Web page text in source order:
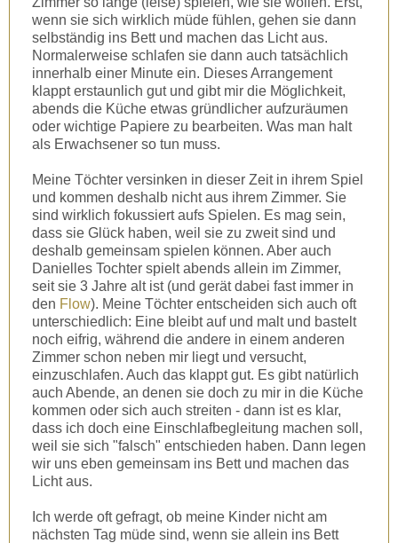
wenn sie sich wirklich müde fühlen, gehen sie dann
selbständig ins Bett und machen das Licht aus.
Normalerweise schlafen sie dann auch tatsächlich
innerhalb einer Minute ein. Dieses Arrangement
klappt erstaunlich gut und gibt mir die Möglichkeit,
abends die Küche etwas gründlicher aufzuräumen
oder wichtige Papiere zu bearbeiten. Was man halt
als Erwachsener so tun muss.
Meine Töchter versinken in dieser Zeit in ihrem Spiel
und kommen deshalb nicht aus ihrem Zimmer. Sie
sind wirklich fokussiert aufs Spielen. Es mag sein,
dass sie Glück haben, weil sie zu zweit sind und
deshalb gemeinsam spielen können. Aber auch
Danielles Tochter spielt abends allein im Zimmer,
seit sie 3 Jahre alt ist (und gerät dabei fast immer in
den Flow). Meine Töchter entscheiden sich auch oft
unterschiedlich: Eine bleibt auf und malt und bastelt
noch eifrig, während die andere in einem anderen
Zimmer schon neben mir liegt und versucht,
einzuschlafen. Auch das klappt gut. Es gibt natürlich
auch Abende, an denen sie doch zu mir in die Küche
kommen oder sich auch streiten - dann ist es klar,
dass ich doch eine Einschlafbegleitung machen soll,
weil sie sich "falsch" entschieden haben. Dann legen
wir uns eben gemeinsam ins Bett und machen das
Licht aus.
Ich werde oft gefragt, ob meine Kinder nicht am
nächsten Tag müde sind, wenn sie allein ins Bett